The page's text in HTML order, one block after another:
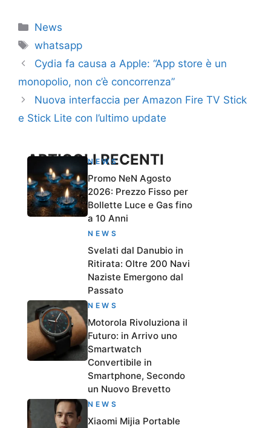
Categorie
News
Tag
whatsapp
Cydia fa causa a Apple: “App store è un
monopolio, non c’è concorrenza”
Nuova interfaccia per Amazon Fire TV Stick
e Stick Lite con l’ultimo update
ARTICOLI RECENTI
NEWS
Promo NeN Agosto
2026: Prezzo Fisso per
Bollette Luce e Gas fino
a 10 Anni
NEWS
Svelati dal Danubio in
Ritirata: Oltre 200 Navi
Naziste Emergono dal
Passato
NEWS
Motorola Rivoluziona il
Futuro: in Arrivo uno
Smartwatch
Convertibile in
Smartphone, Secondo
un Nuovo Brevetto
NEWS
Xiaomi Mijia Portable